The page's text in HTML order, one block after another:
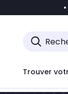
Accéder
Trouver